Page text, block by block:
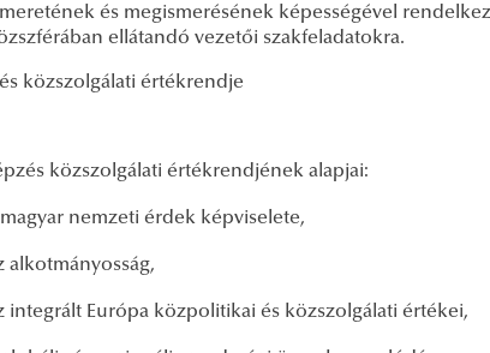
és megismerésének képességével
ellátandó vezetői szakfeladatokra.
közszolgálati értékrendje
közszolgálati értékrendjének alapjai:
nemzeti érdek képviselete,
alkotmányosság,
integrált Európa közpolitikai és közszolgálati értékei,